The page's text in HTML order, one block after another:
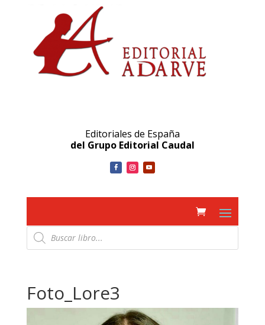
Editoriales de España
del Grupo Editorial Caudal
Búsqueda
de
productos
Foto_Lore3